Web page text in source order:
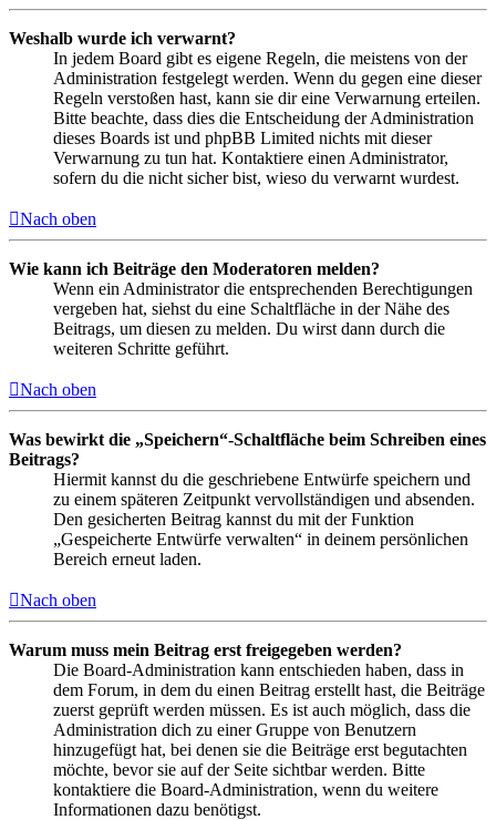
Weshalb wurde ich verwarnt?
In jedem Board gibt es eigene Regeln, die meistens von der
Administration festgelegt werden. Wenn du gegen eine dieser
Regeln verstoßen hast, kann sie dir eine Verwarnung erteilen.
Bitte beachte, dass dies die Entscheidung der Administration
dieses Boards ist und phpBB Limited nichts mit dieser
Verwarnung zu tun hat. Kontaktiere einen Administrator,
sofern du die nicht sicher bist, wieso du verwarnt wurdest.
Nach oben
Wie kann ich Beiträge den Moderatoren melden?
Wenn ein Administrator die entsprechenden Berechtigungen
vergeben hat, siehst du eine Schaltfläche in der Nähe des
Beitrags, um diesen zu melden. Du wirst dann durch die
weiteren Schritte geführt.
Nach oben
Was bewirkt die „Speichern“-Schaltfläche beim Schreiben eines
Beitrags?
Hiermit kannst du die geschriebene Entwürfe speichern und
zu einem späteren Zeitpunkt vervollständigen und absenden.
Den gesicherten Beitrag kannst du mit der Funktion
„Gespeicherte Entwürfe verwalten“ in deinem persönlichen
Bereich erneut laden.
Nach oben
Warum muss mein Beitrag erst freigegeben werden?
Die Board-Administration kann entschieden haben, dass in
dem Forum, in dem du einen Beitrag erstellt hast, die Beiträge
zuerst geprüft werden müssen. Es ist auch möglich, dass die
Administration dich zu einer Gruppe von Benutzern
hinzugefügt hat, bei denen sie die Beiträge erst begutachten
möchte, bevor sie auf der Seite sichtbar werden. Bitte
kontaktiere die Board-Administration, wenn du weitere
Informationen dazu benötigst.